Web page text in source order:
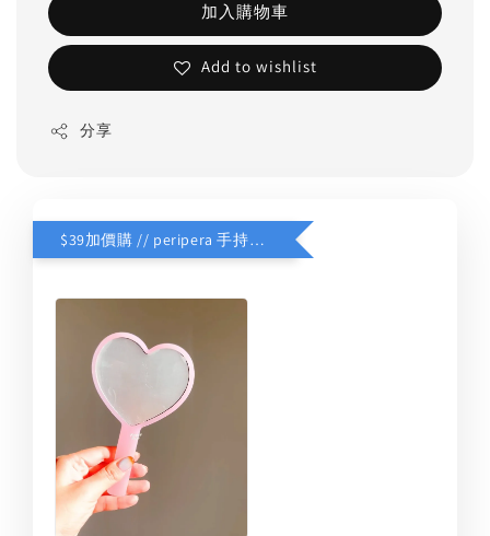
加入購物車
Add to wishlist
分享
$39加價購 // peripera 手持化妝鏡